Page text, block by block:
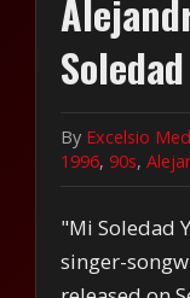
Soledad
By Excelsio
1996,90s,
"Mi Soledad
singer-